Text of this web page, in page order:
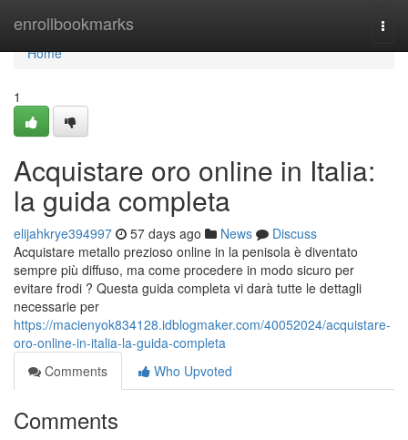
enrollbookmarks
Home
Home
1
Acquistare oro online in Italia:
la guida completa
elijahkrye394997 57 days ago News
Discuss
Acquistare metallo prezioso online in la penisola è diventato
sempre più diffuso, ma come procedere in modo sicuro per
evitare frodi ? Questa guida completa vi darà tutte le dettagli
necessarie per
https://macienyok834128.idblogmaker.com/40052024/acquistare-
oro-online-in-italia-la-guida-completa
Comments
Who Upvoted
Comments